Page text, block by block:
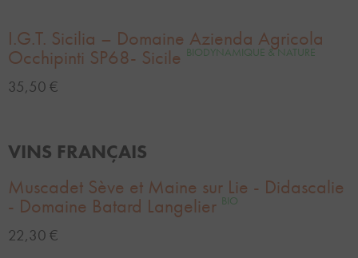
I.G.T. Sicilia – Domaine Azienda Agricola
Occhipinti SP68- Sicile BIODYNAMIQUE & NATURE
35,50 €
VINS FRANÇAIS
Muscadet Sève et Maine sur Lie - Didascalie
- Domaine Batard Langelier BIO
22,30 €